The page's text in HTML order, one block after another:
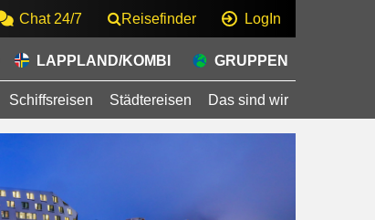
Chat 24/7 Reisefinder LogIn
LAPPLAND/KOMBI GRUPPEN
Schiffsreisen Städtereisen Das sind wir